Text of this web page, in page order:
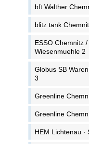
bft Walther
blitz tank
ESSO Chemnitz
Wiesenmuehle 2
Globus SB
3
Greenline
Greenline
HEM Lichtenau ·